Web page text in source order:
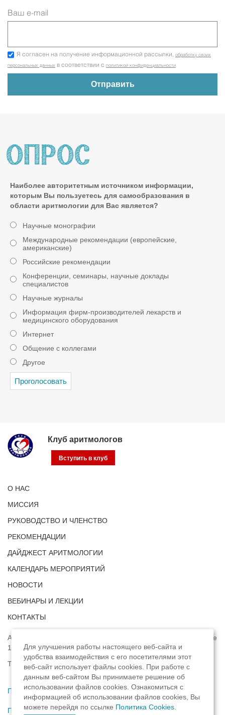
Ваш e-mail
Я согласен на получение информационной рассылки, обработку своих
персональных данных в соответствии с политикой конфиденциальности
Наиболее авторитетным источником информации,
которым Вы пользуетесь для самообразования в
области аритмологии для Вас является?
Научные монографии
Международные рекомендации (европейские,
американские)
Российские рекомендации
Конференции, семинары, научные доклады
специалистов
Научные журналы
Информация фирм-производителей лекарств и
медицинского оборудования
Интернет
Общение с коллегами
Другое
Клуб аритмологов
Вступить в клуб
О НАС
МИССИЯ
РУКОВОДСТВО И ЧЛЕНСТВО
РЕКОМЕНДАЦИИ
ДАЙДЖЕСТ АРИТМОЛОГИИ
КАЛЕНДАРЬ МЕРОПРИЯТИЙ
НОВОСТИ
ВЕБИНАРЫ И ЛЕКЦИИ
КОНТАКТЫ
Адрес: г. Москва, ул. Профсоюзная, д. 93А, этаж 4, помещение
1, комната 32.
Телефон:
8 (8422) 33-15-88
Политика конфиденциальности,
Пользовательское соглашение
Для улучшения работы настоящего веб-сайта и
удобства взаимодействия с его посетителями этот
веб-сайт использует файлы cookies. При работе с
данным веб-сайтом Вы принимаете решение об
использовании файлов cookies. Ознакомиться с
информацией об использовании файлов cookies, Вы
можете перейдя по ссылке Политика Cookies